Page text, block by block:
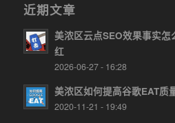
近期文章
美浓区云点SEO效果事实
红
2026-06-27 - 16:28
美浓区如何提高谷歌EAT质
2020-11-21 - 19:49